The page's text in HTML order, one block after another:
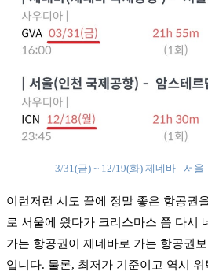
3/31(금) ~ 12/19(화) 제네바 - 서울
이런저런 시도 끝에 정말 좋은 항공권
로 서울에 왔다가 크리스마스 쯤 다시
가는 항공권이 제네바로 가는 항공권
입니다. 물론, 최저가 기준이고 역시